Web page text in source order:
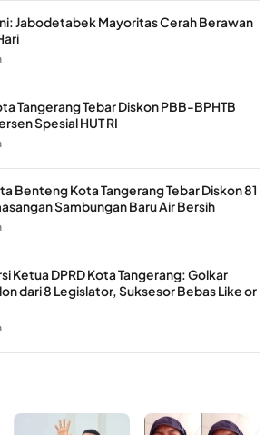
Jabodetabek Mayoritas Cerah Berawan
Tangerang Tebar Diskon PBB-BPHTB
Spesial HUT RI
Benteng Kota Tangerang Tebar Diskon 81
Sambungan Baru Air Bersih
Ketua DPRD Kota Tangerang: Golkar
dari 8 Legislator, Suksesor Bebas Like or